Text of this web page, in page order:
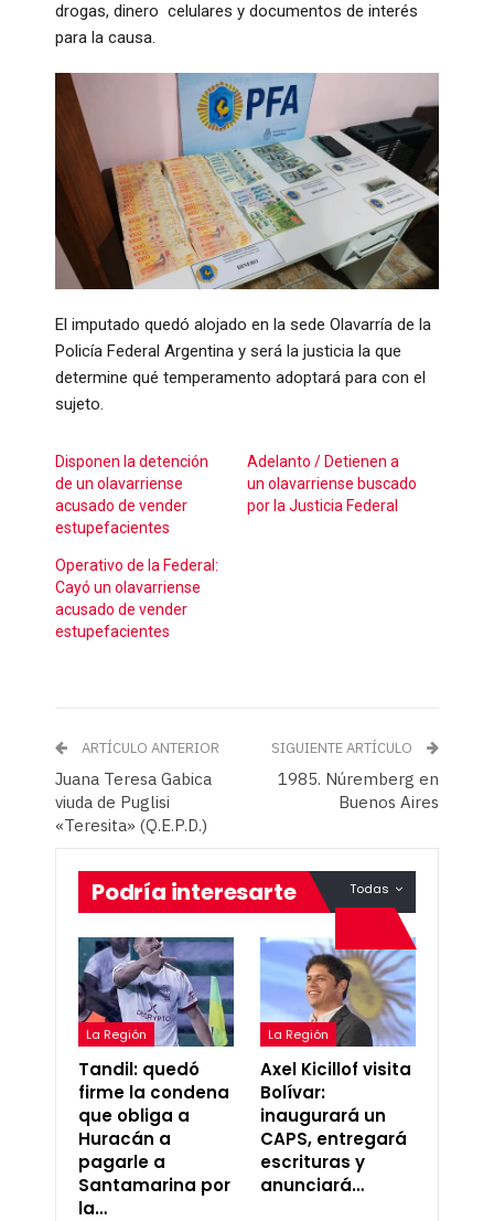
drogas, dinero celulares y documentos de interés
para la causa.
El imputado quedó alojado en la sede Olavarría de la
Policía Federal Argentina y será la justicia la que
determine qué temperamento adoptará para con el
sujeto.
Disponen la detención
de un olavarriense
acusado de vender
estupefacientes
Adelanto / Detienen a
un olavarriense buscado
por la Justicia Federal
Operativo de la Federal:
Cayó un olavarriense
acusado de vender
estupefacientes
ARTÍCULO ANTERIOR
Juana Teresa Gabica
viuda de Puglisi
«Teresita» (Q.E.P.D.)
SIGUIENTE ARTÍCULO
1985. Núremberg en
Buenos Aires
Todas
Podría interesarte
La Región
Tandil: quedó
firme la condena
que obliga a
Huracán a
pagarle a
Santamarina por
la…
La Región
Axel Kicillof visita
Bolívar:
inaugurará un
CAPS, entregará
escrituras y
anunciará…